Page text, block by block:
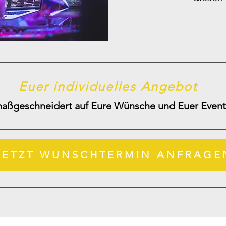
Euer individuelles Angebot
auf Eure Wünsche und Euer
WUNSCHTERMIN